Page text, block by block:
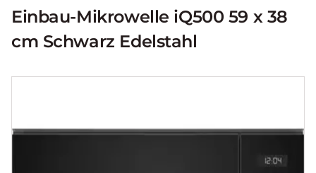
Einbau-Mikrowelle iQ500 59 x 38
cm Schwarz Edelstahl